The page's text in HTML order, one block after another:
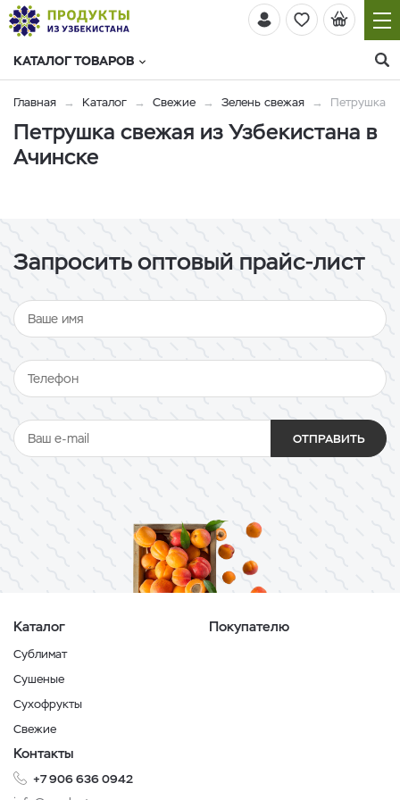
КАТАЛОГ ТОВАРОВ
Главная Каталог Свежие Зелень свежая Петрушка
Петрушка свежая из Узбекистана в
Ачинске
Запросить оптовый прайс-лист
ОТПРАВИТЬ
Каталог
Сублимат
Сушеные
Сухофрукты
Свежие
Покупателю
Контакты
+7 906 636 0942